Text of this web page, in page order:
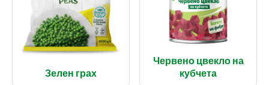
Зелен грах
Червено цвекло на
кубчета